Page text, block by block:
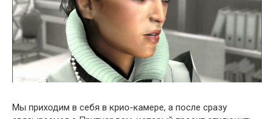
Мы приходим в себя в крио-камере, а после сразу